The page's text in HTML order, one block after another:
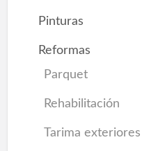
Pinturas
Reformas
Parquet
Rehabilitación
Tarima exteriores